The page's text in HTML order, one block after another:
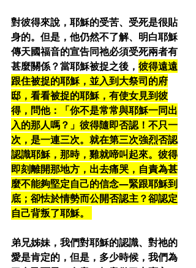
對彼得來說，耶穌的受苦、受死是很貼
身的。但是，他仍然不了解、明白耶穌
傳天國福音的宣告同祂必須受死兩者有
甚麼關係？當耶穌被捉之後， 彼得遠遠
跟住被捉的耶穌，並入到大祭司的府
邸，看看被捉的耶穌，有使女見到彼
得，問他：「你不是常常與耶穌一同出
入的那人嗎？」彼得隨即否認！不只一
次，是一連三次。就在第三次強烈否認
認識耶穌，那時，雞就啼叫起來。彼得
即刻離開那地方，出去痛哭，自責為甚
麼不能夠堅定自己的信念—緊跟耶穌到
底；卻怯於情勢而公開否認主？卻認定
自己背叛了耶穌。
弟兄姊妹，我們對耶穌的認識、對祂的
愛是肯定的，但是，多少時候，我們為